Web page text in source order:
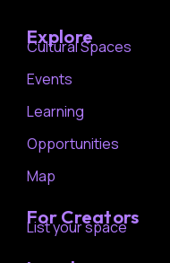
Explore
Cultural Spaces
Events
Learning
Opportunities
Map
For Creators
List your space